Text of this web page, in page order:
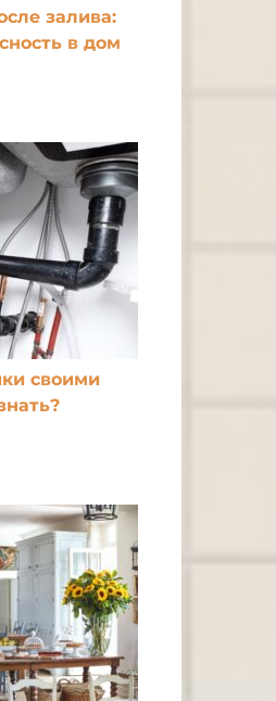
залива:
в дом
своими